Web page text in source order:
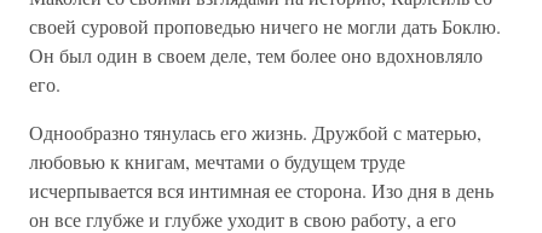
своей суровой проповедью ничего не могли дать Боклю.
Он был один в своем деле, тем более оно вдохновляло
его.
Однообразно тянулась его жизнь. Дружбой с матерью,
любовью к книгам, мечтами о будущем труде
исчерпывается вся интимная ее сторона. Изо дня в день
он все глубже и глубже уходит в свою работу, а его